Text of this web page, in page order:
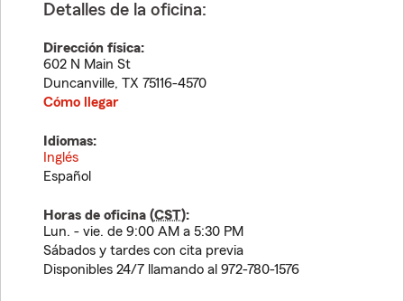
Detalles de la oficina:
Dirección física:
602 N Main St
Duncanville, TX 75116-4570
Cómo llegar
Idiomas:
Inglés
Español
Horas de oficina (CST):
Lun. - vie. de 9:00 AM a 5:30 PM
Sábados y tardes con cita previa
Disponibles 24/7 llamando al 972-780-1576